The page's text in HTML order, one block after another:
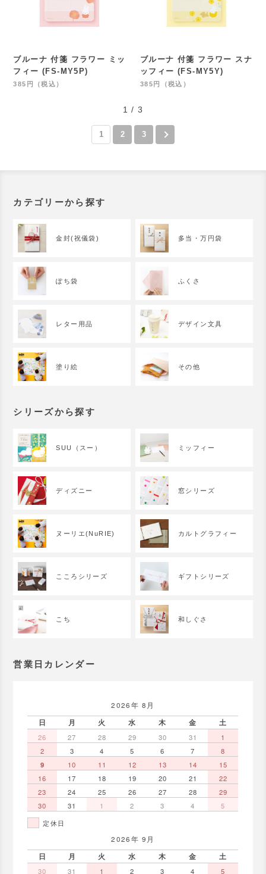
ブルーナ 付箋 フラワー ミッ
フィー (FS-MY5P)
385円（税込）
ブルーナ 付箋 フラワー スナ
ッフィー (FS-MY5Y)
385円（税込）
1 / 3
1 2 3
カテゴリーから探す
金封(祝儀袋) 多当・万円袋
ぽち袋 ふくさ
レター用品 デザイン文具
塗り絵 その他
シリーズから探す
SUU（スー） ミッフィー
ディズニー 窓シリーズ
ヌーリエ(NuRIE) カルトグラフィー
こころシリーズ ギフトシリーズ
こち 和しぐさ
営業日カレンダー
2026年 8月
日 月 火 水 木 金 土
26 27 28 29 30 31
1
2
3 4 5 6 7
8
9
10 11 12 13 14
15
16
17 18 19 20 21
22
23
24 25 26 27 28
29
30
31 1 2 3 4
5
定休日
2026年 9月
日 月 火 水 木 金 土
30 31 1 2 3 4 5